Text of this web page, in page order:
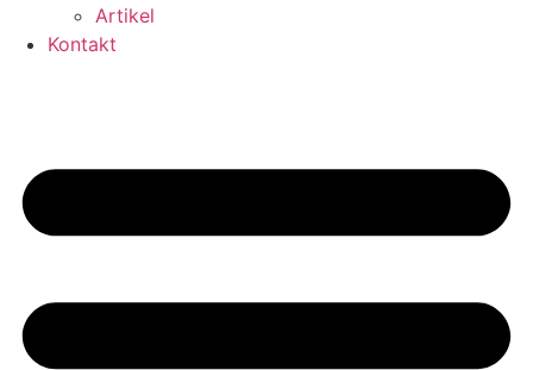
Artikel
Kontakt